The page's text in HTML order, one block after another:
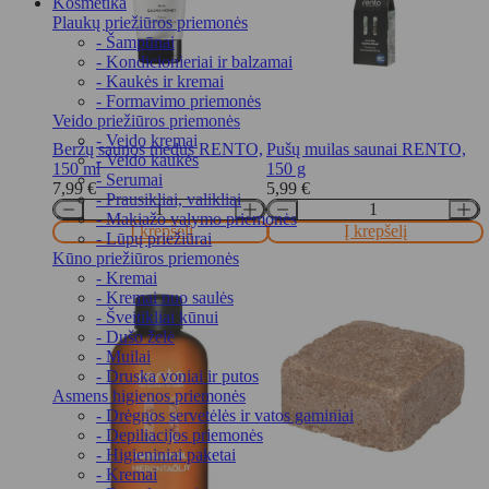
Plaukų priežiūros priemonės
- Šampūnai
- Kondicionieriai ir balzamai
- Kaukės ir kremai
- Formavimo priemonės
Veido priežiūros priemonės
- Veido kremai
- Veido kaukės
- Serumai
- Prausikliai, valikliai
- Makiažo valymo priemonės
- Lūpų priežiūrai
Kūno priežiūros priemonės
- Kremai
- Kremai nuo saulės
- Šveitikliai kūnui
- Dušo želė
- Muilai
- Druska voniai ir putos
Asmens higienos priemonės
- Drėgnos servetėlės ir vatos gaminiai
- Depiliacijos priemonės
- Higieniniai paketai
- Kremai
Beržų saunos medus RENTO,
150 ml
7,99€
Į krepšelį
Pušų muilas saunai RENTO,
150 g
5,99 €
Į krepšelį